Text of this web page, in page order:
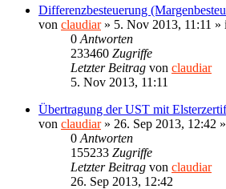
Differenzbesteuerung
von claudiar» 5. Nov 2013, 11:11 »
0 Antworten
233460 Zugriffe
Letzter Beitrag von claudiar
5. Nov 2013, 11:11
Übertragung der UST mit
von claudiar» 26. Sep 2013, 12:42
0 Antworten
155233 Zugriffe
Letzter Beitrag von claudiar
26. Sep 2013, 12:42